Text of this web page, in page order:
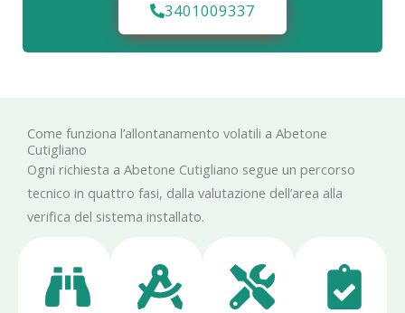
3401009337
Come funziona l’allontanamento volatili a Abetone
Cutigliano
Ogni richiesta a Abetone Cutigliano segue un percorso
tecnico in quattro fasi, dalla valutazione dell’area alla
verifica del sistema installato.